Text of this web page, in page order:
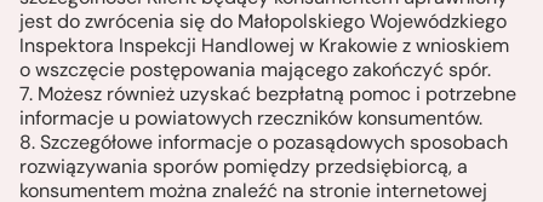
jest do zwrócenia się do Małopolskiego Wojewódzkiego
Inspektora Inspekcji Handlowej w Krakowie z wnioskiem
o wszczęcie postępowania mającego zakończyć spór.
7. Możesz również uzyskać bezpłatną pomoc i potrzebne
informacje u powiatowych rzeczników konsumentów.
8. Szczegółowe informacje o pozasądowych sposobach
rozwiązywania sporów pomiędzy przedsiębiorcą, a
konsumentem można znaleźć na stronie internetowej